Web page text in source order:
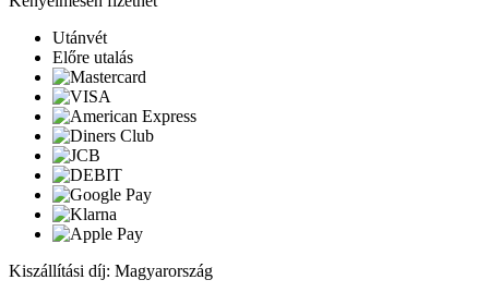
Utánvét
Előre utalás
Kiszállítási díj: Magyarország